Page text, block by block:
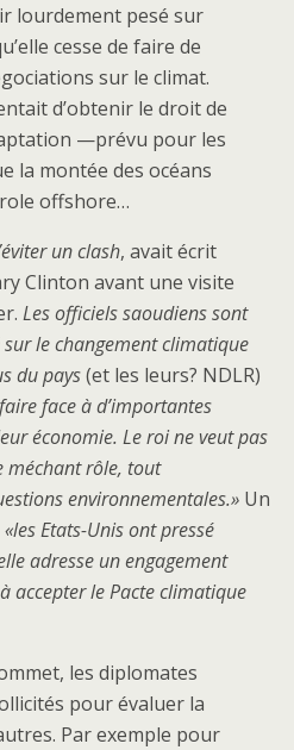
lourdement pesé sur
cesse de faire de
sur le climat.
d’obtenir le droit de
—prévu pour les
la montée des océans
offshore…
un clash, avait écrit
Clinton avant une visite
Les officiels saoudiens sont
le changement climatique
du pays(et les leurs? NDLR)
face à d’importantes
économie. Le roi ne veut pas
méchant rôle, tout
environnementales.» Un
«les Etats-Unis ont pressé
adresse un engagement
accepter le Pacte climatique
les diplomates
pour évaluer la
Par exemple pour